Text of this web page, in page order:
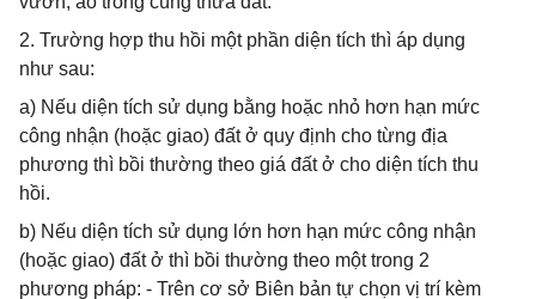
2. Trường hợp thu hồi một phần diện tích thì áp dụng
như sau:
a) Nếu diện tích sử dụng bằng hoặc nhỏ hơn hạn mức
công nhận (hoặc giao) đất ở quy định cho từng địa
phương thì bồi thường theo giá đất ở cho diện tích thu
hồi.
b) Nếu diện tích sử dụng lớn hơn hạn mức công nhận
(hoặc giao) đất ở thì bồi thường theo một trong 2
phương pháp: - Trên cơ sở Biên bản tự chọn vị trí kèm